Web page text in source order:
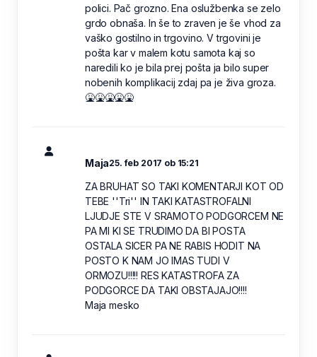
polici. Pač grozno. Ena oslužbenka se zelo
grdo obnaša. In še to zraven je še vhod za
vaško gostilno in trgovino. V trgovini je
pošta kar v malem kotu samota kaj so
naredili ko je bila prej pošta ja bilo super
nobenih komplikacij zdaj pa je živa groza.
🤮🤮🤮🤮🤮
Maja25. feb 2017 ob 15:21
ZA BRUHAT SO TAKI KOMENTARJI KOT OD
TEBE ''Tri'' IN TAKI KATASTROFALNI
LJUDJE STE V SRAMOTO PODGORCEM NE
PA MI KI SE TRUDIMO DA BI POSTA
OSTALA SICER PA NE RABIS HODIT NA
POSTO K NAM JO IMAS TUDI V
ORMOZU!!!!! RES KATASTROFA ZA
PODGORCE DA TAKI OBSTAJAJO!!!!
Maja mesko